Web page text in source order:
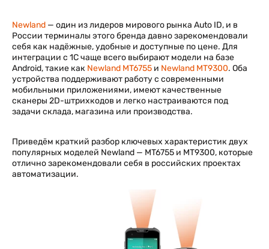
Newland — один из лидеров мирового рынка Auto ID, и в
России терминалы этого бренда давно зарекомендовали
себя как надёжные, удобные и доступные по цене. Для
интеграции с 1С чаще всего выбирают модели на базе
Android, такие как Newland MT6755 и Newland MT9300. Оба
устройства поддерживают работу с современными
мобильными приложениями, имеют качественные
сканеры 2D-штрихкодов и легко настраиваются под
задачи склада, магазина или производства.
Приведём краткий разбор ключевых характеристик двух
популярных моделей Newland — MT6755 и MT9300, которые
отлично зарекомендовали себя в российских проектах
автоматизации.